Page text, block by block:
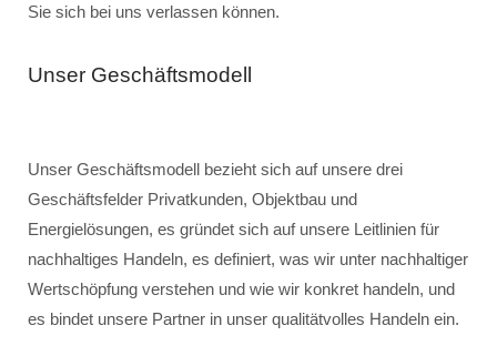
Sie sich bei uns verlassen können.
Unser Geschäftsmodell
Unser Geschäftsmodell bezieht sich auf unsere drei
Geschäftsfelder Privatkunden, Objektbau und
Energielösungen, es gründet sich auf unsere Leitlinien für
nachhaltiges Handeln, es definiert, was wir unter nachhaltiger
Wertschöpfung verstehen und wie wir konkret handeln, und
es bindet unsere Partner in unser qualitätvolles Handeln ein.